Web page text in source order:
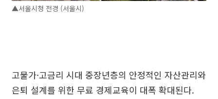
▲서울시청 전경 (서울시)
고물가·고금리 시대 중장년층의 안정적인 자산관리와
은퇴 설계를 위한 무료 경제교육이 대폭 확대된다.